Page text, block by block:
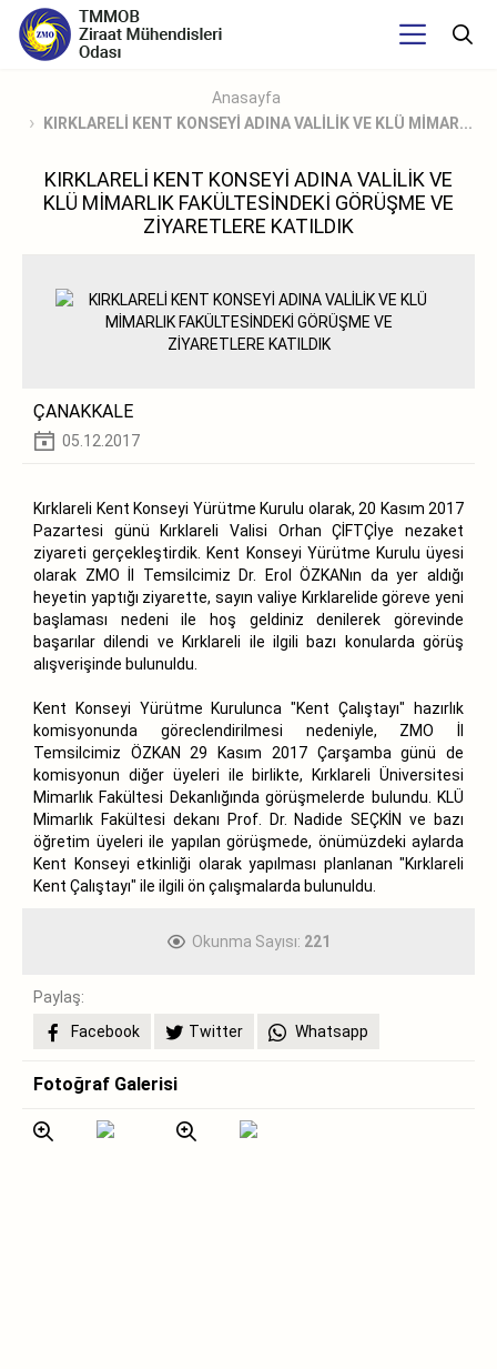
Anasayfa
KIRKLARELİ KENT KONSEYİ ADINA VALİLİK VE KLÜ MİMAR...
KIRKLARELİ KENT KONSEYİ ADINA VALİLİK VE
KLÜ MİMARLIK FAKÜLTESİNDEKİ GÖRÜŞME VE
ZİYARETLERE KATILDIK
ÇANAKKALE
05.12.2017
Kırklareli Kent Konseyi Yürütme Kurulu olarak, 20 Kasım 2017
Pazartesi günü Kırklareli Valisi Orhan ÇİFTÇİye nezaket
ziyareti gerçekleştirdik. Kent Konseyi Yürütme Kurulu üyesi
olarak ZMO İl Temsilcimiz Dr. Erol ÖZKANın da yer aldığı
heyetin yaptığı ziyarette, sayın valiye Kırklarelide göreve yeni
başlaması nedeni ile hoş geldiniz denilerek görevinde
başarılar dilendi ve Kırklareli ile ilgili bazı konularda görüş
alışverişinde bulunuldu.
Kent Konseyi Yürütme Kurulunca "Kent Çalıştayı" hazırlık
komisyonunda göreclendirilmesi nedeniyle, ZMO İl
Temsilcimiz ÖZKAN 29 Kasım 2017 Çarşamba günü de
komisyonun diğer üyeleri ile birlikte, Kırklareli Üniversitesi
Mimarlık Fakültesi Dekanlığında görüşmelerde bulundu. KLÜ
Mimarlık Fakültesi dekanı Prof. Dr. Nadide SEÇKİN ve bazı
öğretim üyeleri ile yapılan görüşmede, önümüzdeki aylarda
Kent Konseyi etkinliği olarak yapılması planlanan "Kırklareli
Kent Çalıştayı" ile ilgili ön çalışmalarda bulunuldu.
Okunma Sayısı: 221
Paylaş:
Facebook
Twitter Whatsapp
Fotoğraf Galerisi